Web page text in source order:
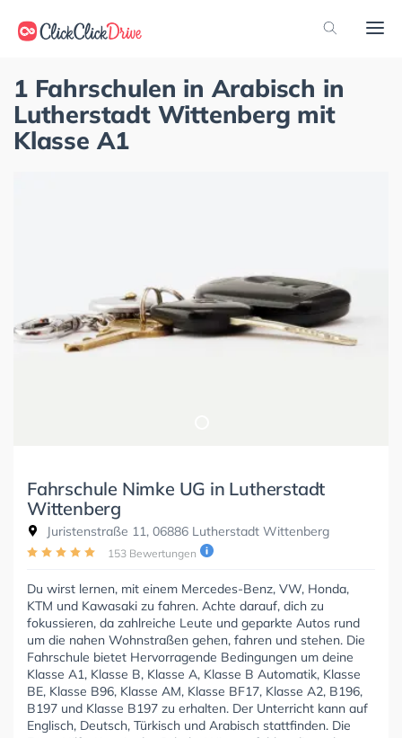
1 Fahrschulen in Arabisch in
Lutherstadt Wittenberg mit
Klasse A1
Fahrschule Nimke UG in Lutherstadt
Wittenberg
Juristenstraße 11, 06886 Lutherstadt Wittenberg
153 Bewertungen
Du wirst lernen, mit einem Mercedes-Benz, VW, Honda,
KTM und Kawasaki zu fahren. Achte darauf, dich zu
fokussieren, da zahlreiche Leute und geparkte Autos rund
um die nahen Wohnstraßen gehen, fahren und stehen. Die
Fahrschule bietet Hervorragende Bedingungen um deine
Klasse A1, Klasse B, Klasse A, Klasse B Automatik, Klasse
BE, Klasse B96, Klasse AM, Klasse BF17, Klasse A2, B196,
B197 und Klasse B197 zu erhalten. Der Unterricht kann auf
Englisch, Deutsch, Türkisch und Arabisch stattfinden. Die